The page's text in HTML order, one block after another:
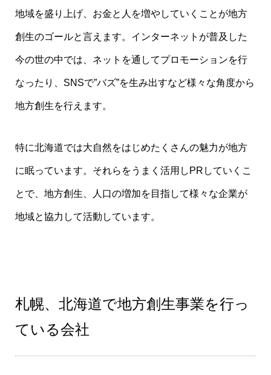
地域を盛り上げ、お金と人を増やしていくことが地方
創生のゴールと言えます。インターネットが普及した
今の世の中では、ネットを通してプロモーションを行
なったり、SNSで”バズ”を生み出すなど様々な角度から
地方創生を行えます。
特に北海道では大自然をはじめたくさんの魅力が地方
に眠っています。それらをうまく活用しPRしていくこ
とで、地方創生、人口の増加を目指して様々な企業が
地域と協力して活動しています。
札幌、北海道で地方創生事業を行っ
ている会社